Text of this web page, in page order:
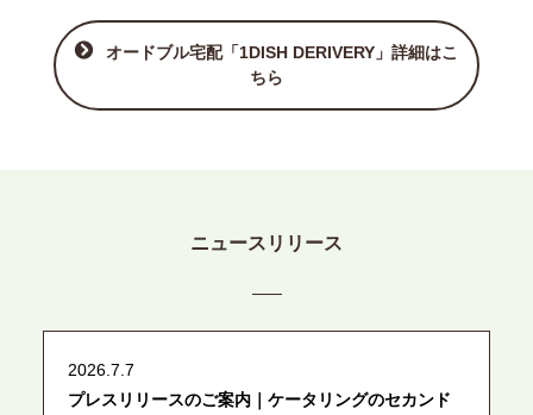
オードブル宅配「1DISH DERIVERY」詳細はこ
ちら
ニュースリリース
2026.7.7
プレスリリースのご案内｜ケータリングのセカンド